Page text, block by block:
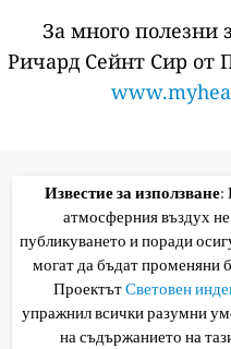
За много полезни
Ричард Сейнт Сир от
Известие за използване:
атмосферния въздух
публикуването и поради
могат да бъдат променяни
ПроектътСветовен
упражнил всички разумни
на съдържанието на